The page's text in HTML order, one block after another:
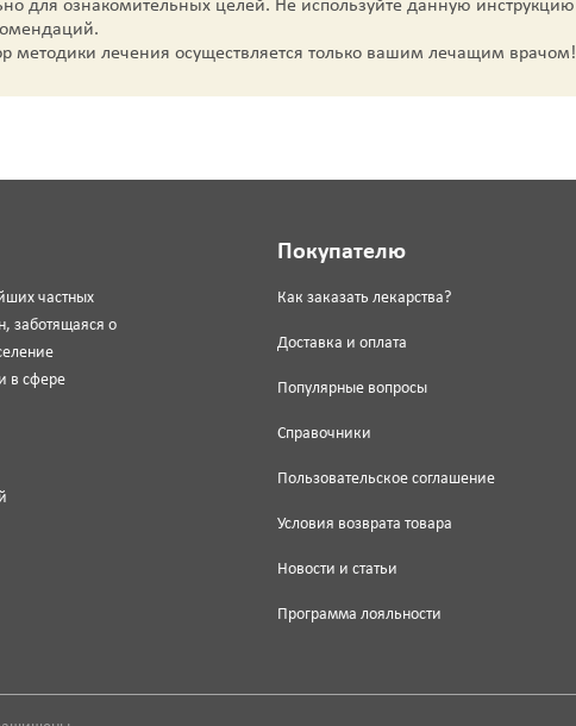
для ознакомительных целей. Не используйте данную инструкцию
методики лечения осуществляется только вашим лечащим врачом!
частных
заботящаяся о
в сфере
Покупателю
Как заказать лекарства?
Доставка и оплата
Популярные вопросы
Справочники
Пользовательское соглашение
Условия возврата товара
Новости и статьи
Программа лояльности